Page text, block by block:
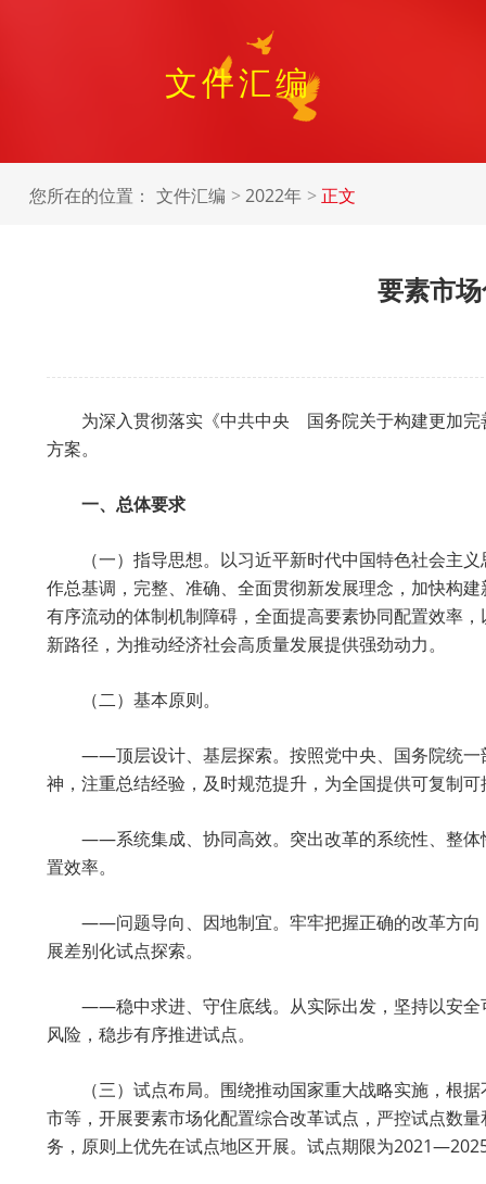
文件汇编
您所在的位置： 文件汇编 2022年 正文
要素市
为深入贯彻落实《中共中央 国务院关于构建更加
方案。
一、总体要求
（一）指导思想。以习近平新时代中国特色社会主
作总基调，完整、准确、全面贯彻新发展理念，加快构
有序流动的体制机制障碍，全面提高要素协同配置效率
新路径，为推动经济社会高质量发展提供强劲动力。
（二）基本原则。
——顶层设计、基层探索。按照党中央、国务院统一
神，注重总结经验，及时规范提升，为全国提供可复制
——系统集成、协同高效。突出改革的系统性、整体
置效率。
——问题导向、因地制宜。牢牢把握正确的改革方向
展差别化试点探索。
——稳中求进、守住底线。从实际出发，坚持以安全
风险，稳步有序推进试点。
（三）试点布局。围绕推动国家重大战略实施，根
市等，开展要素市场化配置综合改革试点，严控试点数
务，原则上优先在试点地区开展。试点期限为